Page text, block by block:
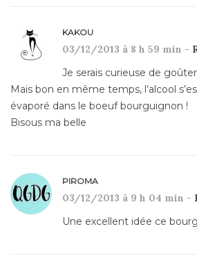
KAKOU
03/12/2013 à 8 h 59 min -
Je serais curieuse de goûter
Mais bon en même temps, l’alcool
évaporé dans le boeuf bourguignon !
Bisous ma belle
PIROMA
03/12/2013 à 9 h 04 min -
Une excellent idée ce